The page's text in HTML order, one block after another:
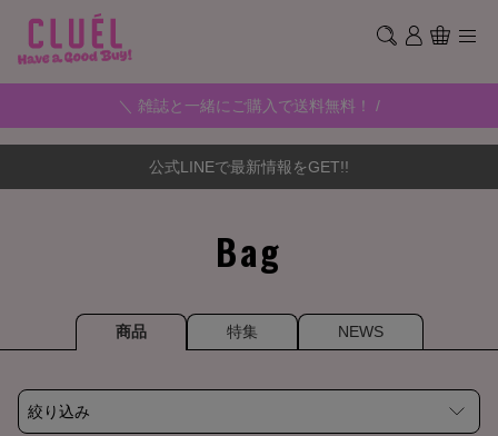
＼ 雑誌と一緒にご購入で送料無料！ /
公式LINEで最新情報をGET!!
Bag
商品 特集 NEWS
絞り込み